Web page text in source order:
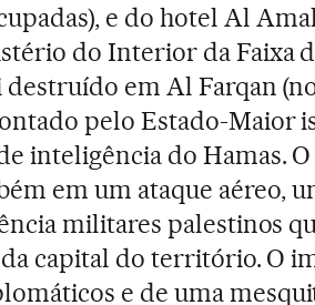
e do hotel Al
do Interior da Faixa
destruído em Al Farqan
pelo Estado-Maior
inteligência do Hamas.
em um ataque aéreo,
militares palestinos
capital do território. O
e de uma